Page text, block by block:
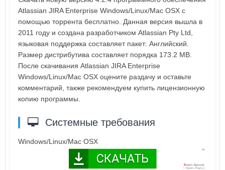
Atlassian JIRA Enterprise Windows/Linux/Mac OSX с
помощью торрента бесплатно. Данная версия вышла в
2011 году и создана разработчиком Atlassian Pty Ltd,
языковая поддержка составляет пакет: Английский.
Размер дистрибутива составляет порядка 173.2 MB.
После скачивания Atlassian JIRA Enterprise
Windows/Linux/Mac OSX оцените раздачу и оставьте
комментарий, также рекомендуем купить лицензионную
копию программы.
Системные требования
Windows/Linux/Mac OSX